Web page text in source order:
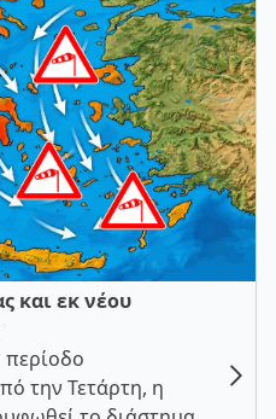
και εκ νέου
περίοδο
την Τετάρτη, η